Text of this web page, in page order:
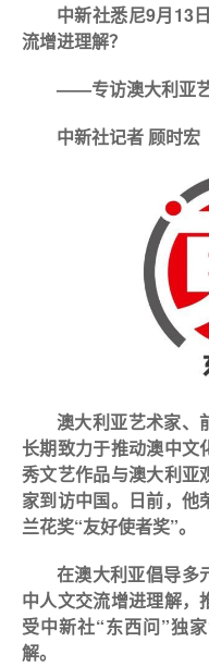
中新社悉尼9月13
流增进理解？
——专访澳大利亚
中新社记者 顾时宏
澳大利亚艺术家、
长期致力于推动澳中文
秀文艺作品与澳大利亚
家到访中国。日前，他
兰花奖“友好使者奖”。
在澳大利亚倡导多
中人文交流增进理解，
受中新社“东西问”独
解。